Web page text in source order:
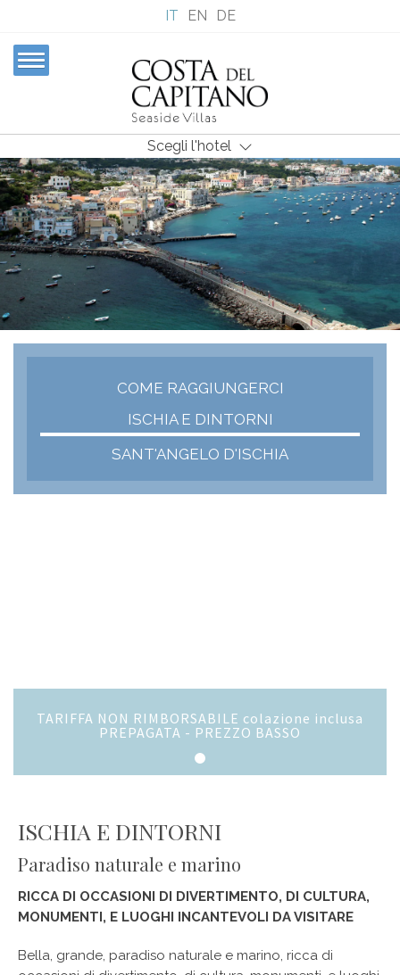
IT EN DE
Scegli l'hotel
COME RAGGIUNGERCI
ISCHIA E DINTORNI
SANT'ANGELO D'ISCHIA
TARIFFA NON RIMBORSABILE colazione inclusa
PREPAGATA - PREZZO BASSO
ISCHIA E DINTORNI
Paradiso naturale e marino
RICCA DI OCCASIONI DI DIVERTIMENTO, DI CULTURA,
MONUMENTI, E LUOGHI INCANTEVOLI DA VISITARE
Bella, grande, paradiso naturale e marino, ricca di